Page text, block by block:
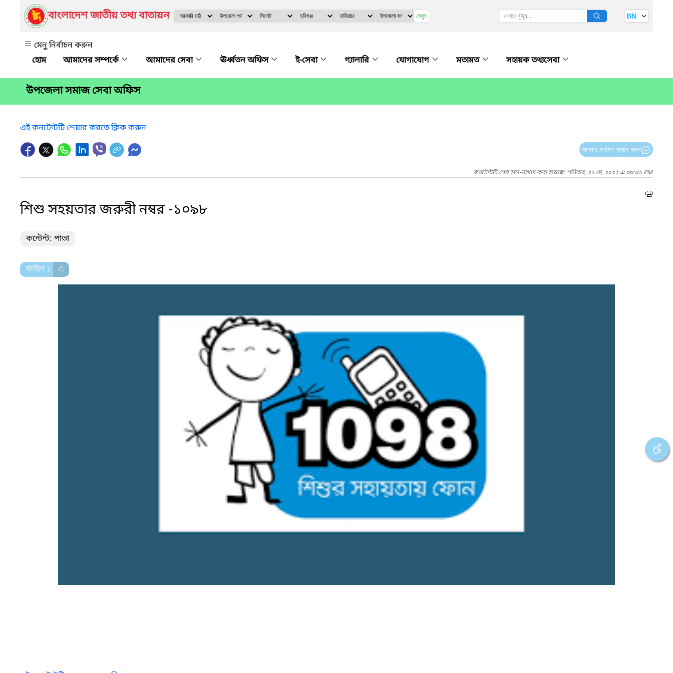
বাংলাদেশ জাতীয় তথ্য বাতায়ন দেখুন BN
মেনু নির্বাচন করুন
আমাদের সম্পর্কে
আমাদের সেবা ঊর্ধ্বতন অফিস ই-সেবা গ্যালারি যোগাযোগ মতামত সহায়ক তথ্যসেবা
উপজেলা সমাজ সেবা অফিস
এই কনটেন্টটি শেয়ার করতে ক্লিক করুন
আপনার মতামত প্রদান করুন
কনটেন্টটি শেষ হাল-নাগাদ করা হয়েছে: শনিবার, ২১ মে, ২০২২ এ ০৩:৫১ PM
শিশু সহয়তার জরুরী নম্বর -১০৯৮
কন্টেন্ট: পাতা
ফাইল ১